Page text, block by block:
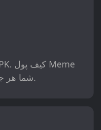
Coin شما هر جا که بروید کار می‌کند.